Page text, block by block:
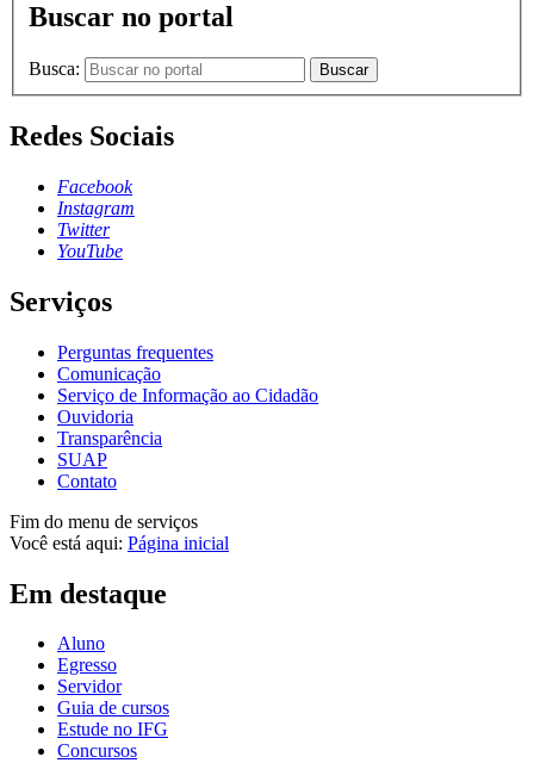
Buscar no portal
Busca: Buscar
Redes Sociais
Facebook
Instagram
Twitter
YouTube
Serviços
Perguntas frequentes
Comunicação
Serviço de Informação ao Cidadão
Ouvidoria
Transparência
SUAP
Contato
Fim do menu de serviços
Você está aqui: Página inicial
Em destaque
Aluno
Egresso
Servidor
Guia de cursos
Estude no IFG
Concursos